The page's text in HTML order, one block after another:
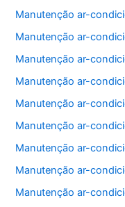
Manutenção ar-
Manutenção ar-
Manutenção ar-
Manutenção ar-
Manutenção ar-
Manutenção ar-
Manutenção ar-
Manutenção ar-
Manutenção ar-